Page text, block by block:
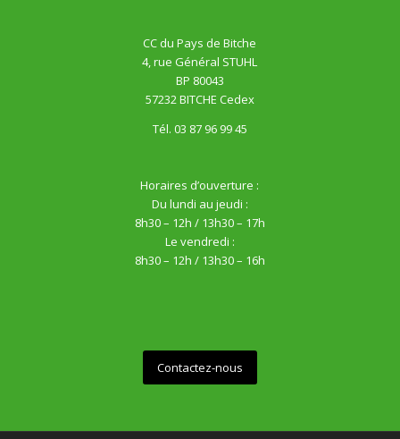
CC du Pays de Bitche
4, rue Général STUHL
BP 80043
57232 BITCHE Cedex
Tél. 03 87 96 99 45
Horaires d’ouverture :
Du lundi au jeudi :
8h30 – 12h / 13h30 – 17h
Le vendredi :
8h30 – 12h / 13h30 – 16h
Contactez-nous